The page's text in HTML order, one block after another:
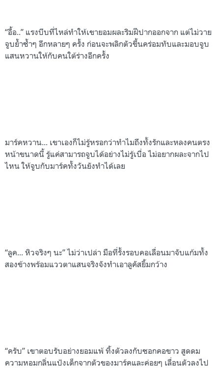
“อื้อ..” แรงบีบที่ไหล่ทำให้เขายอมผละริมฝีปากออกจาก แต่ไม่วาย
จูบย้ำซ้ำๆ อีกหลายๆ ครั้ง ก่อนจะพลิกตัวขึ้นคร่อมทับและมอบจูบ
แสนหวานให้กับคนใต้ร่างอีกครั้ง
มาร์คหวาน... เขาเองก็ไม่รู้หรอกว่าทำไมถึงทั้งรักและหลงคนตรง
หน้าขนาดนี้ รู้แค่สามารถจูบได้อย่างไม่รู้เบื่อ ไม่อยากผละจากไป
ไหน ให้จูบกับมาร์คทั้งวันยังทำได้เลย
“ลูค... หิวจริงๆ นะ” ไม่ว่าเปล่า มือที่รั้งรอบคอเลื่อนมาจับแก้มทั้ง
สองข้างพร้อมแววตาแสนจริงจังทำเอาลูคัสยิ้มกว้าง
“ครับ” เขาตอบรับอย่างยอมแพ้ ทิ้งตัวลงกับซอกคอขาว สูดดม
ความหอมกลิ่นแป้งเด็กจากตัวของมาร์คและค่อยๆ เลื่อนตัวลงไป